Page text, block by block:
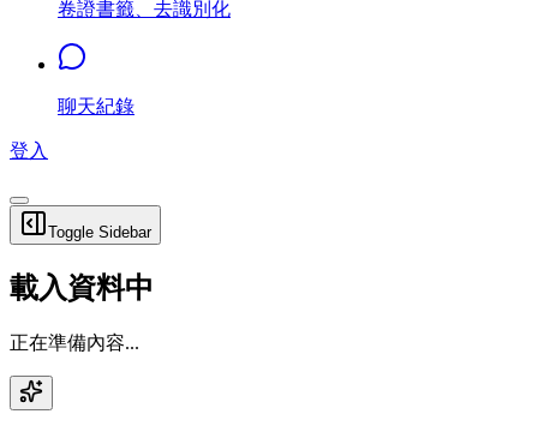
卷證書籤、去識別化
聊天紀錄
登入
Toggle Sidebar
載入資料中
正在準備內容...